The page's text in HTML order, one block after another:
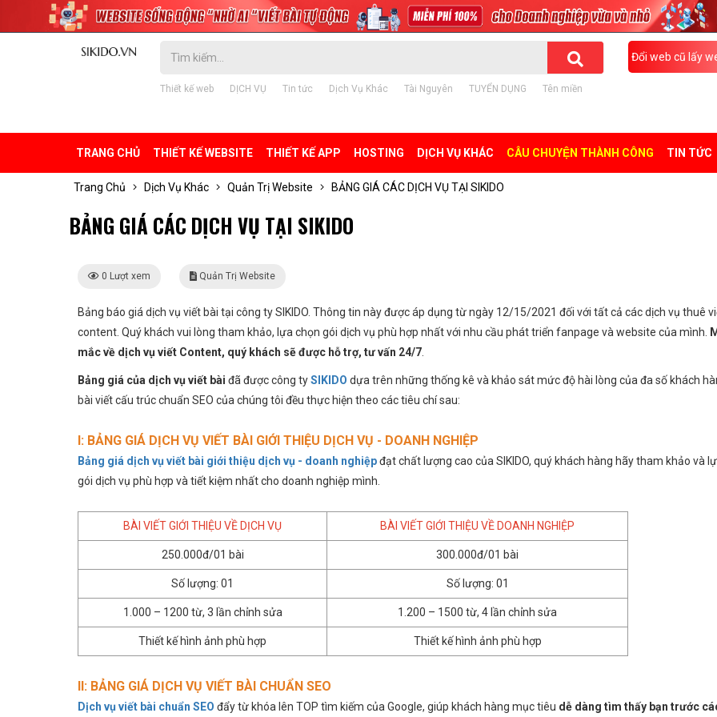
Thiết kế web DỊCH VỤ Tin tức Dịch Vụ Khác Tài Nguyên TUYỂN DỤNG Tên miền
Đổi web cũ lấy
TRANG CHỦ THIẾT KẾ WEBSITE THIẾT KẾ APP HOSTING DỊCH VỤ KHÁC CÂU CHUYỆN THÀNH CÔNG TIN TỨC
Trang Chủ Dịch Vụ Khác Quản Trị Website BẢNG GIÁ CÁC DỊCH VỤ TẠI SIKIDO
BẢNG GIÁ CÁC DỊCH VỤ TẠI SIKIDO
0 Lượt xem Quản Trị Website
Bảng báo giá dịch vụ viết bài tại công ty SIKIDO. Thông tin này được áp dụng từ ngày 12/15/2021 đối với tất cả các dịch vụ thuê
content. Quý khách vui lòng tham khảo, lựa chọn gói dịch vụ phù hợp nhất với nhu cầu phát triển fanpage và website của mình.
mắc về dịch vụ viết Content, quý khách sẽ được hỗ trợ, tư vấn 24/7
Bảng giá của dịch vụ viết bài đã được công tySIKIDO dựa trên những thống kê và khảo sát mức độ hài lòng của đa số khách
bài viết cấu trúc chuẩn SEO của chúng tôi đều thực hiện theo các tiêu chí sau:
I: BẢNG GIÁ DỊCH VỤ VIẾT BÀI GIỚI THIỆU DỊCH VỤ - DOANH NGHIỆP
Bảng giá dịch vụ viết bài giới thiệu dịch vụ - doanh nghiệpđạtchất lượng cao của SIKIDO, quý khách hàng hãy tham khảo và
gói dịch vụ phù hợp và tiết kiệm nhất cho doanh nghiệp mình.
BÀI VIẾT GIỚI THIỆU VỀ DỊCH VỤ BÀI VIẾT GIỚI THIỆU VỀ DOANH NGHIỆP
250.000đ/01 bài 300.000đ/01 bài
Số lượng: 01 Số lượng: 01
1.000 – 1200 từ, 3 lần chỉnh sửa 1.200 – 1500 từ, 4 lần chỉnh sửa
Thiết kế hình ảnh phù hợp Thiết kế hình ảnh phù hợp
II: BẢNG GIÁ DỊCH VỤ VIẾT BÀI CHUẨN SEO
Dịch vụ viết bài chuẩn SEO đẩy từ khóa lên TOP tìm kiếm của Google, giúp khách hàng mục tiêu dễ dàng tìm thấy bạn trước
Nhưng vẫn bán hàng online hiệu quả
Từ Ý định dừng hoạt động thành Mở
thêm “1 chi nhánh MỚI”
truyền thống sang online của chủ